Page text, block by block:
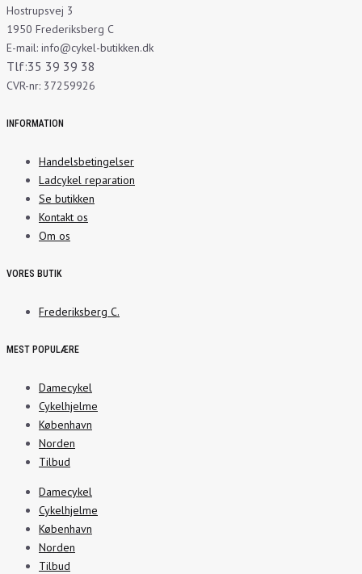
Hostrupsvej 3
1950 Frederiksberg C
E-mail: info@cykel-butikken.dk
Tlf:35 39 39 38
CVR-nr: 37259926
INFORMATION
Handelsbetingelser
Ladcykel reparation
Se butikken
Kontakt os
Om os
VORES BUTIK
Frederiksberg C.
MEST POPULÆRE
Damecykel
Cykelhjelme
København
Norden
Tilbud
Damecykel
Cykelhjelme
København
Norden
Tilbud